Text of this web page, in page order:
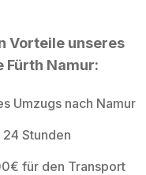
Vorteile unseres
Fürth Namur:
Umzugs nach Namur
Stunden
für den Transport